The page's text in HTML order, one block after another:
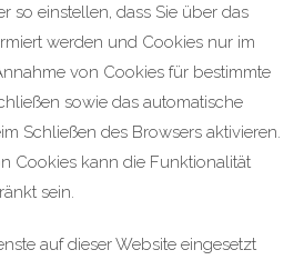
so einstellen, dass Sie über das
werden und Cookies nur im
von Cookies für bestimmte
sowie das automatische
Schließen des Browsers aktivieren.
Cookies kann die Funktionalität
sein.
auf dieser Website eingesetzt